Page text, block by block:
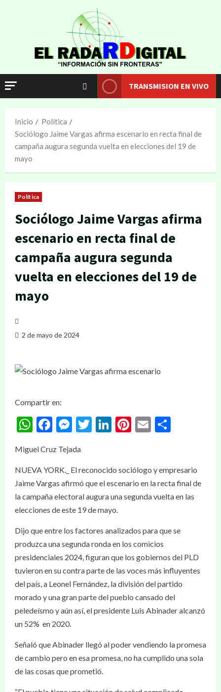
TRANSMISION EN VIVO
Inicio
Política
Sociólogo Jaime Vargas afirma escenario en recta final de
campaña augura segunda vuelta en elecciones del 19 de
mayo
Política
Sociólogo Jaime Vargas afirma
escenario en recta final de
campaña augura segunda
vuelta en elecciones del 19 de
mayo
2 de mayo de 2024
Compartir en:
WhatsApp
Facebook
Messenger
Twitter
LinkedIn
Pinterest
Email
Miguel Cruz Tejada
NUEVA YORK._ El reconocido sociólogo y empresario
Jaime Vargas afirmó que el escenario en la recta final de
la campaña electoral augura una segunda vuelta en las
elecciones de este 19 de mayo.
Dijo que entre los factores analizados para que se
produzca una segunda ronda en los comicios
presidenciales 2024, figuran que los gobiernos del PLD
tuvieron en su contra parte de las voces más influyentes
del país, a Leonel Fernández, la división del partido
morado y una gran parte del pueblo cansado del
peledeísmo y aún así, el presidente Luis Abinader alcanzó
un 52% en 2020.
Señaló que Abinader llegó al poder vendiendo la promesa
de cambio pero en esa promesa, no ha cumplido una sola
de las cosas que prometió.